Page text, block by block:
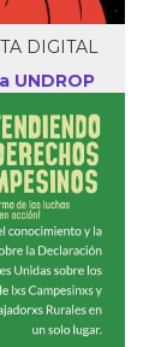
DIGITAL
UNDROP